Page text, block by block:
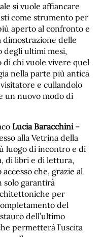
si vuole affiancare
come strumento per
aperto al confronto e
dimostrazione delle
degli ultimi mesi,
chi vuole vivere quel
nella parte più antica
e cullandolo
un nuovo modo di
Lucia Baracchini–
alla Vetrina della
luogo di incontro e di
di libri e di lettura,
che, grazie al
solo garantirà
per
del
dell’ultimo
permetterà l’uscita